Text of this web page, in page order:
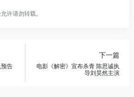
许请勿转载。
预告
下一篇
电影《解密》宣布杀青 陈思诚执
导刘昊然主演